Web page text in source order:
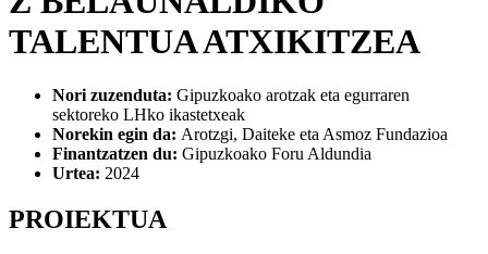
TALENTUA ATXIKITZEA
Nori zuzenduta: Gipuzkoako arotzak eta egurraren
sektoreko LHko ikastetxeak
Norekin egin da: Arotzgi, Daiteke eta Asmoz Fundazioa
Finantzatzen du: Gipuzkoako Foru Aldundia
Urtea: 2024
PROIEKTUA